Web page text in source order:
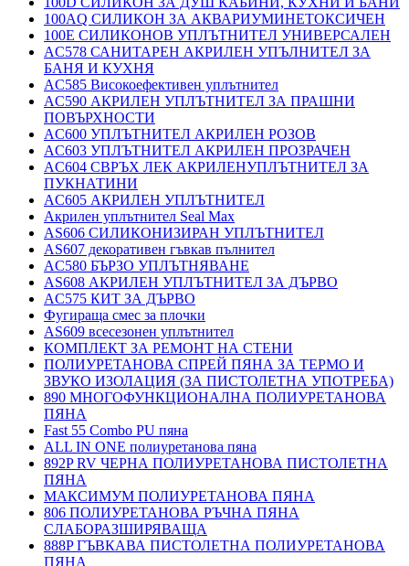
100AQ СИЛИКОН ЗА АКВАРИУМИНЕТОКСИЧЕН
100E СИЛИКОНОВ УПЛЪТНИТЕЛ УНИВЕРСАЛЕН
AC578 САНИТАРЕН АКРИЛЕН УПЪЛНИТЕЛ ЗА
БАНЯ И КУХНЯ
AC585 Високоефективен уплътнител
AC590 АКРИЛЕН УПЛЪТНИТЕЛ ЗА ПРАШНИ
ПОВЪРХНОСТИ
AC600 УПЛЪТНИТЕЛ АКРИЛЕН РОЗОВ
AC603 УПЛЪТНИТЕЛ АКРИЛЕН ПРОЗРАЧЕН
AC604 СВРЪХ ЛЕК АКРИЛЕНУПЛЪТНИТЕЛ ЗА
ПУКНАТИНИ
AC605 АКРИЛЕН УПЛЪТНИТЕЛ
Акрилен уплътнител Seal Max
AS606 СИЛИКОНИЗИРАН УПЛЪТНИТЕЛ
AS607 декоративен гъвкав пълнител
AC580 БЪРЗО УПЛЪТНЯВАНЕ
AS608 АКРИЛЕН УПЛЪТНИТЕЛ ЗА ДЪРВО
AC575 КИТ ЗА ДЪРВО
Фугираща смес за плочки
AS609 всесезонен уплътнител
КОМПЛЕКТ ЗА РЕМОНТ НА СТЕНИ
ПОЛИУРЕТАНОВА СПРЕЙ ПЯНА ЗА ТЕРМО И
ЗВУКО ИЗОЛАЦИЯ (ЗА ПИСТОЛЕТНА УПОТРЕБА)
890 МНОГОФУНКЦИОНАЛНА ПОЛИУРЕТАНОВА
ПЯНА
Fast 55 Combo PU пяна
ALL IN ONE полиуретанова пяна
892P RV ЧЕРНА ПОЛИУРЕТАНОВА ПИСТОЛЕТНА
ПЯНА
МАКСИМУМ ПОЛИУРЕТАНОВА ПЯНА
806 ПОЛИУРЕТАНОВА РЪЧНА ПЯНА
СЛАБОРАЗШИРЯВАЩА
888P ГЪВКАВА ПИСТОЛЕТНА ПОЛИУРЕТАНОВА
ПЯНА